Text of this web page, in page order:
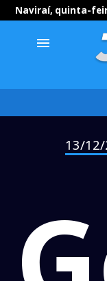
Naviraí, quinta-
menu
13/